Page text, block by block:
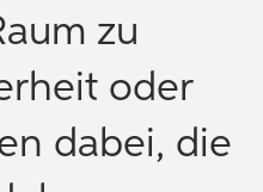
zu
oder
dabei, die